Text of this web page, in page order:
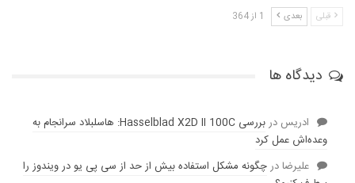
قبلی بعدی 1 از 364
دیدگاه ها
ادریس در
بررسی Hasselblad X2D II 100C: هاسلبلاد سرانجام به
وعده‌‌اش عمل کرد
عليرضادرچگونه مشکل استفاده بیش از حد از سی پی یو در ویندوز را